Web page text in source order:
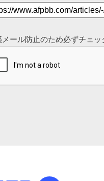
メール防止のため必ずチェッ